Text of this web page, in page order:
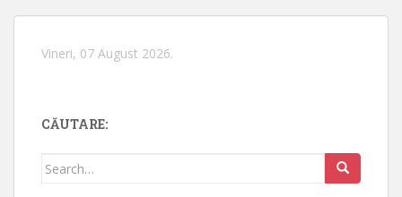
Vineri, 07 August 2026.
CĂUTARE:
Search for: